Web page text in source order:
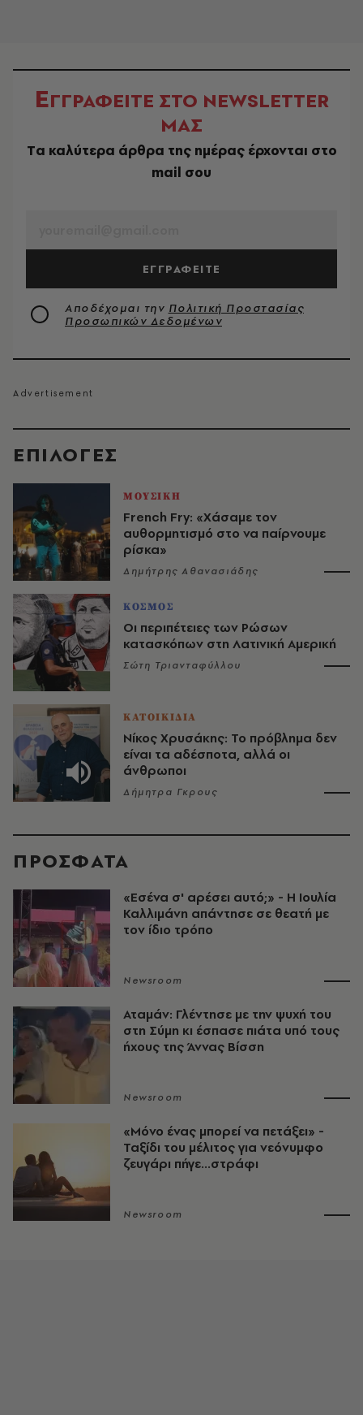
EΠΙΛΟΓΈΣ
ΜΟΥΣΙΚΗ
French Fry: «Χάσαμε τον
αυθορμητισμό στο να παίρνουμε
ρίσκα»
Δημήτρης Αθανασιάδης
ΚΟΣΜΟΣ
Οι περιπέτειες των Ρώσων
κατασκόπων στη Λατινική Αμερική
Σώτη Τριανταφύλλου
ΚΑΤΟΙΚΙΔΙΑ
Νίκος Χρυσάκης: Το πρόβλημα δεν
είναι τα αδέσποτα, αλλά οι
άνθρωποι
Δήμητρα Γκρους
ΕΓΓΡΑΦΕΙΤΕ ΣΤΟ NEWSLETTER
ΜΑΣ
Tα καλύτερα άρθρα της ημέρας έρχονται στο
mail σου
ΕΓΓΡΑΦΕΙΤΕ
Αποδέχομαι την Πολιτική Προστασίας
Προσωπικών Δεδομένων
ΠΡΟΣΦΑΤΑ
«Εσένα σ' αρέσει αυτό;» - Η Ιουλία
Καλλιμάνη απάντησε σε θεατή με
τον ίδιο τρόπο
Newsroom
Αταμάν: Γλέντησε με την ψυχή του
στη Σύμη κι έσπασε πιάτα υπό τους
ήχους της Άννας Βίσση
Newsroom
«Μόνο ένας μπορεί να πετάξει» -
Ταξίδι του μέλιτος για νεόνυμφο
ζευγάρι πήγε...στράφι
Newsroom